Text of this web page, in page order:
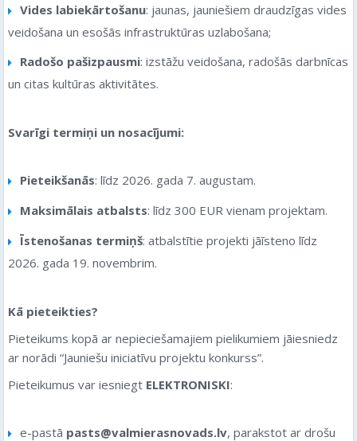
Vides labiekārtošanu: jaunas, jauniešiem draudzīgas vides
veidošana un esošās infrastruktūras uzlabošana;
Radošo pašizpausmi: izstāžu veidošana, radošās darbnīcas
un citas kultūras aktivitātes.
Svarīgi termiņi un nosacījumi:
Pieteikšanās: līdz 2026. gada 7. augustam.
Maksimālais atbalsts: līdz 300 EUR vienam projektam.
Īstenošanas termiņš: atbalstītie projekti jāīsteno līdz
2026. gada 19. novembrim.
Kā pieteikties?
Pieteikums kopā ar nepieciešamajiem pielikumiem jāiesniedz
ar norādi “Jauniešu iniciatīvu projektu konkurss”.
Pieteikumus var iesniegt ELEKTRONISKI:
e-pastā pasts@valmierasnovads.lv, parakstot ar drošu